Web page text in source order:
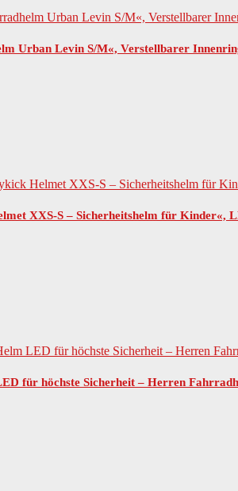
Urban Levin S/M«, Verstellbarer
XXS-S – Sicherheitshelm für Kinder«,
für höchste Sicherheit – Herren